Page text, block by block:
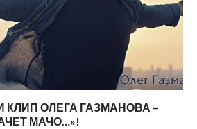
КЛИП ОЛЕГА ГАЗМАНОВА –
МАЧО…»!